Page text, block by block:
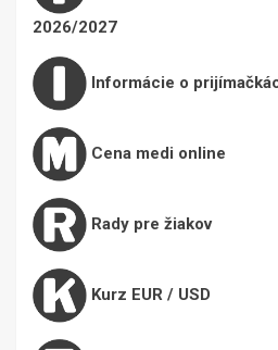
2026/2027
Informácie o
Cena medi online
Rady pre žiakov
Kurz EUR / USD